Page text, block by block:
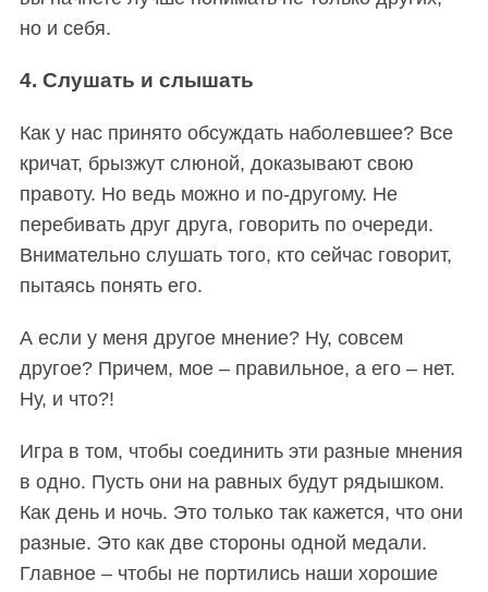
но и себя.
4. Слушать и слышать
Как у нас принято обсуждать наболевшее? Все
кричат, брызжут слюной, доказывают свою
правоту. Но ведь можно и по-другому. Не
перебивать друг друга, говорить по очереди.
Внимательно слушать того, кто сейчас говорит,
пытаясь понять его.
А если у меня другое мнение? Ну, совсем
другое? Причем, мое – правильное, а его – нет.
Ну, и что?!
Игра в том, чтобы соединить эти разные мнения
в одно. Пусть они на равных будут рядышком.
Как день и ночь. Это только так кажется, что они
разные. Это как две стороны одной медали.
Главное – чтобы не портились наши хорошие